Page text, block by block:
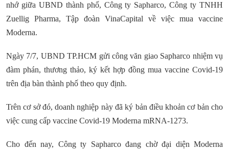
nhớ giữa UBND thành phố, Công ty Sapharco, Công ty TNHH
Zuellig Pharma, Tập đoàn VinaCapital về việc mua vaccine
Moderna.
Ngày 7/7, UBND TP.HCM gửi công văn giao Sapharco nhiệm vụ
đàm phán, thương thảo, ký kết hợp đồng mua vaccine Covid-19
trên địa bàn thành phố theo quy định.
Trên cơ sở đó, doanh nghiệp này đã ký bản điều khoản cơ bản cho
việc cung cấp vaccine Covid-19 Moderna mRNA-1273.
Cho đến nay, Công ty Sapharco đang chờ đại diện Moderna